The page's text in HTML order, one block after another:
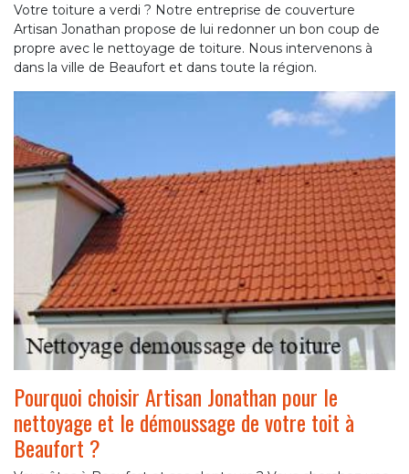
Votre toiture a verdi ? Notre entreprise de couverture
Artisan Jonathan propose de lui redonner un bon coup de
propre avec le nettoyage de toiture. Nous intervenons à
dans la ville de Beaufort et dans toute la région.
Pourquoi choisir Artisan Jonathan pour le
nettoyage et le démoussage de votre toit à
Beaufort ?